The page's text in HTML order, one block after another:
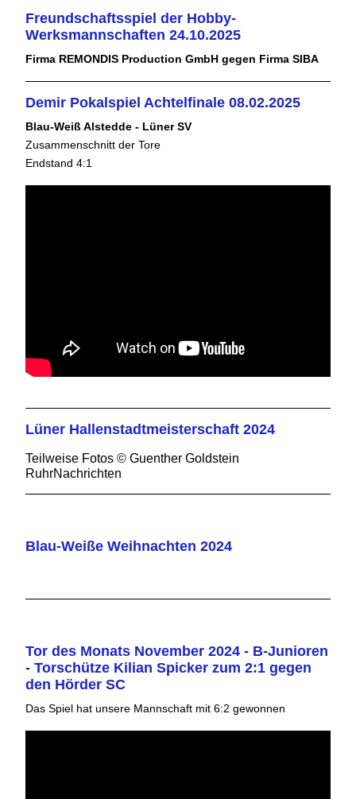
Freundschaftsspiel der Hobby-
Werksmannschaften 24.10.2025
Firma REMONDIS Production GmbH gegen Firma SIBA
Demir Pokalspiel Achtelfinale 08.02.2025
Blau-Weiß Alstedde - Lüner SV
Zusammenschnitt der Tore
Endstand 4:1
Lüner Hallenstadtmeisterschaft 2024
Teilweise Fotos © Guenther Goldstein
RuhrNachrichten
Blau-Weiße Weihnachten 2024
Tor des Monats November 2024 - B-Junioren
- Torschütze Kilian Spicker zum 2:1 gegen
den Hörder SC
Das Spiel hat unsere Mannschaft mit 6:2 gewonnen